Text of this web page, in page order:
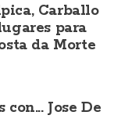
Carballo
para
da Morte
Jose De